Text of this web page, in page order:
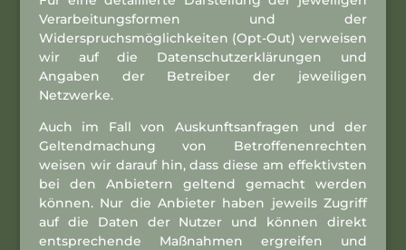
Verarbeitungsformen und der
Widerspruchsmöglichkeiten (Opt-Out) verweisen
wir auf die Datenschutzerklärungen und
Angaben der Betreiber der jeweiligen
Netzwerke.
Auch im Fall von Auskunftsanfragen und der
Geltendmachung von Betroffenenrechten
weisen wir darauf hin, dass diese am effektivsten
bei den Anbietern geltend gemacht werden
können. Nur die Anbieter haben jeweils Zugriff
auf die Daten der Nutzer und können direkt
entsprechende Maßnahmen ergreifen und